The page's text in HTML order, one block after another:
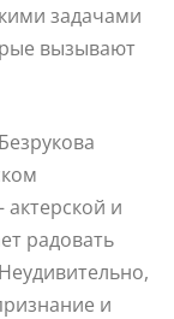
задачами
вызывают
и
радовать
и